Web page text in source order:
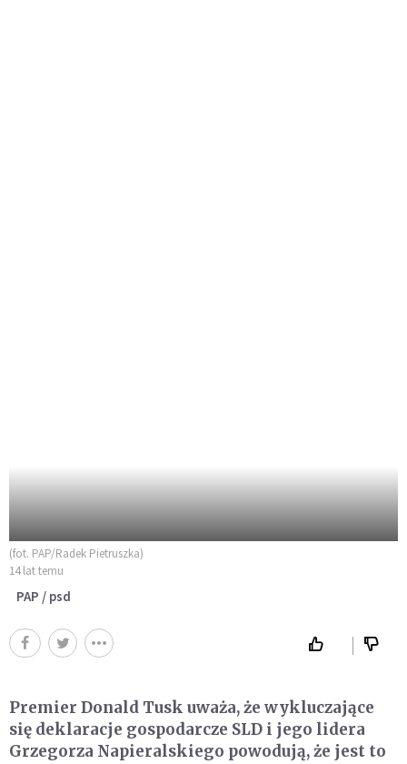
(fot. PAP/Radek Pietruszka)
14 lat temu
PAP / psd
Premier Donald Tusk uważa, że wykluczające
się deklaracje gospodarcze SLD i jego lidera
Grzegorza Napieralskiego powodują, że jest to